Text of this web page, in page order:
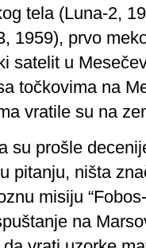
tela (Luna-2,
1959), prvo
satelit u
točkovima na
vratile su na
su prošle
pitanju, ništa
misiju
na